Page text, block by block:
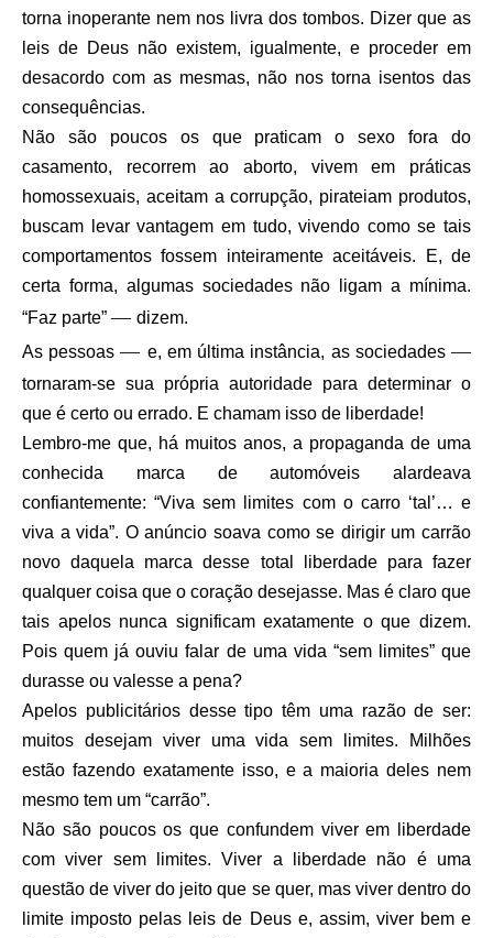
torna inoperante nem nos livra dos tombos. Dizer que as
leis de Deus não existem, igualmente, e proceder em
desacordo com as mesmas, não nos torna isentos das
consequências.
Não são poucos os que praticam o sexo fora do
casamento, recorrem ao aborto, vivem em práticas
homossexuais, aceitam a corrupção, pirateiam produtos,
buscam levar vantagem em tudo, vivendo como se tais
comportamentos fossem inteiramente aceitáveis. E, de
certa forma, algumas sociedades não ligam a mínima.
“Faz parte”— dizem.
As pessoas— e, em última instância, as sociedades—
tornaram-se sua própria autoridade para determinar o
que é certo ou errado. E chamam isso de liberdade!
Lembro-me que, há muitos anos, a propaganda de uma
conhecida marca de automóveis alardeava
confiantemente: “Viva sem limites com o carro ‘tal’… e
viva a vida”. O anúncio soava como se dirigir um carrão
novo daquela marca desse total liberdade para fazer
qualquer coisa que o coração desejasse. Mas é claro que
tais apelos nunca significam exatamente o que dizem.
Pois quem já ouviu falar de uma vida “sem limites” que
durasse ou valesse a pena?
Apelos publicitários desse tipo têm uma razão de ser:
muitos desejam viver uma vida sem limites. Milhões
estão fazendo exatamente isso, e a maioria deles nem
mesmo tem um “carrão”.
Não são poucos os que confundem viver em liberdade
com viver sem limites. Viver a liberdade não é uma
questão de viver do jeito que se quer, mas viver dentro do
limite imposto pelas leis de Deus e, assim, viver bem e